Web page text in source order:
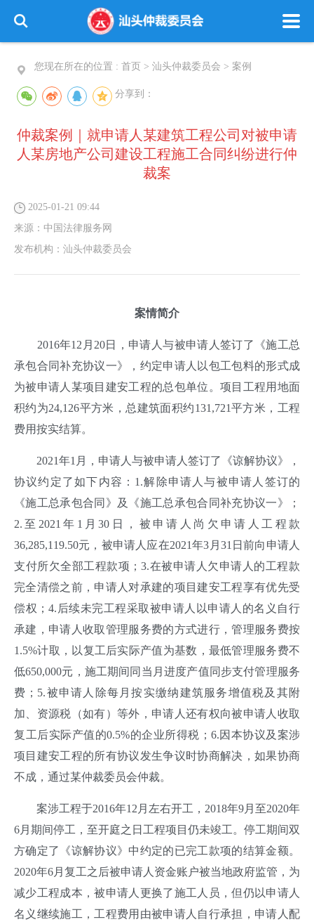
您现在所在的位置 : 首页 > 汕头仲裁委员会 > 案例
分享到：
仲裁案例｜就申请人某建筑工程公司对被申请
人某房地产公司建设工程施工合同纠纷进行仲
裁案
2025-01-21 09:44
来源： 中国法律服务网
发布机构： 汕头仲裁委员会
案情简介
2016年12月20日，申请人与被申请人签订了《施工总
承包合同补充协议一》，约定申请人以包工包料的形式成
为被申请人某项目建安工程的总包单位。项目工程用地面
积约为24,126平方米，总建筑面积约131,721平方米，工程
费用按实结算。
2021年1月，申请人与被申请人签订了《谅解协议》，
协议约定了如下内容：1.解除申请人与被申请人签订的
《施工总承包合同》及《施工总承包合同补充协议一》；
2.至2021年1月30日，被申请人尚欠申请人工程款
36,285,119.50元，被申请人应在2021年3月31日前向申请人
支付所欠全部工程款项；3.在被申请人欠申请人的工程款
完全清偿之前，申请人对承建的项目建安工程享有优先受
偿权；4.后续未完工程采取被申请人以申请人的名义自行
承建，申请人收取管理服务费的方式进行，管理服务费按
1.5%计取，以复工后实际产值为基数，最低管理服务费不
低650,000元，施工期间同当月进度产值同步支付管理服务
费；5.被申请人除每月按实缴纳建筑服务增值税及其附
加、资源税（如有）等外，申请人还有权向被申请人收取
复工后实际产值的0.5%的企业所得税；6.因本协议及案涉
项目建安工程的所有协议发生争议时协商解决，如果协商
不成，通过某仲裁委员会仲裁。
案涉工程于2016年12月左右开工，2018年9月至2020年
6月期间停工，至开庭之日工程项目仍未竣工。停工期间双
方确定了《谅解协议》中约定的已完工款项的结算金额。
2020年6月复工之后被申请人资金账户被当地政府监管，为
减少工程成本，被申请人更换了施工人员，但仍以申请人
名义继续施工，工程费用由被申请人自行承担，申请人配